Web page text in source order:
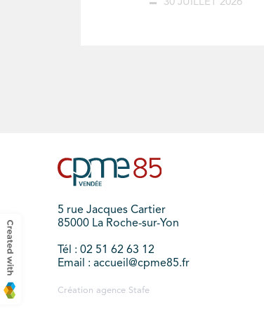
30 JUILLET 2026
5 rue Jacques Cartier
85000 La Roche-sur-Yon
Tél : 02 51 62 63 12
Email : accueil@cpme85.fr
Création agence Stafe